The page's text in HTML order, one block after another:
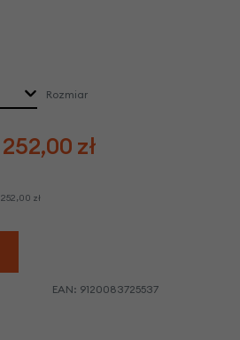
Rozmiar
252,00 zł
252,00 zł
EAN: 9120083725537